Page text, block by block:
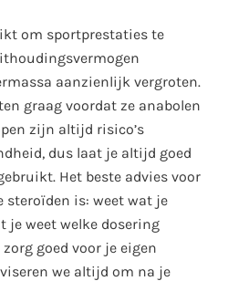
om sportprestaties te
aanzienlijk vergroten.
graag voordat ze anabolen
zijn altijd risico’s
dus laat je altijd goed
Het beste advies voor
steroïden is: weet wat je
je weet welke dosering
goed voor je eigen
we altijd om na je